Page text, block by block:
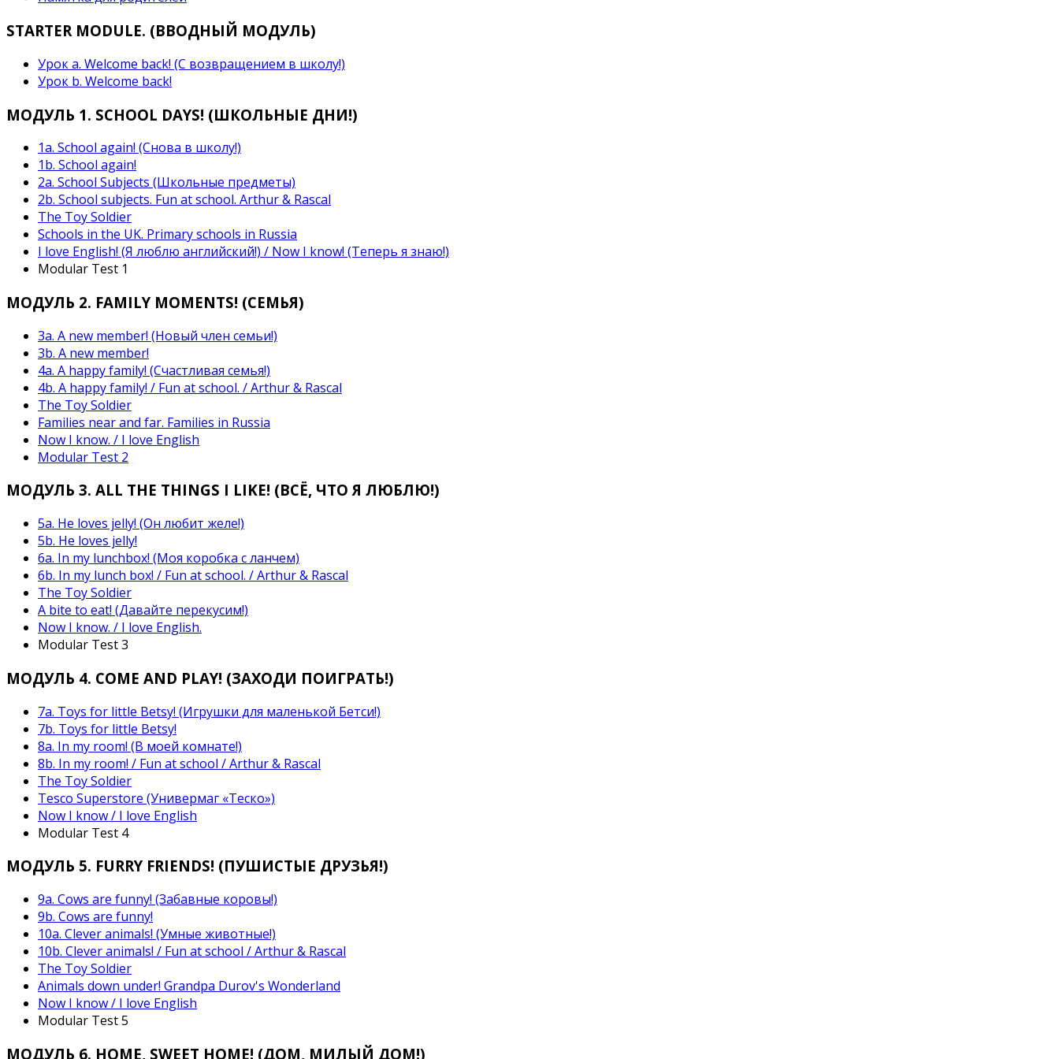
STARTER MODULE. (ВВОДНЫЙ МОДУЛЬ)
Урок a. Welcome back! (С возвращением в школу!)
Урок b. Welcome back!
МОДУЛЬ 1. SCHOOL DAYS! (ШКОЛЬНЫЕ ДНИ!)
1а. School again! (Снова в школу!)
1b. School again!
2a. School Subjects (Школьные предметы)
2b. School subjects. Fun at school. Arthur & Rascal
The Toy Soldier
Schools in the UK. Primary schools in Russia
I love English! (Я люблю английский!) / Now I know! (Теперь я знаю!)
Modular Test 1
МОДУЛЬ 2. FAMILY MOMENTS! (СЕМЬЯ)
3a. A new member! (Новый член семьи!)
3b. A new member!
4а. A happy family! (Счастливая семья!)
4b. A happy family! / Fun at school. / Arthur & Rascal
The Toy Soldier
Families near and far. Families in Russia
Now I know. / I love English
Modular Test 2
МОДУЛЬ 3. ALL THE THINGS I LIKE! (ВСЁ, ЧТО Я ЛЮБЛЮ!)
5а. Не loves jelly! (Он любит желе!)
5b. Не loves jelly!
6а. In my lunchbox! (Моя коробка с ланчем)
6b. In my lunch box! / Fun at school. / Arthur & Rascal
The Toy Soldier
A bite to eat! (Давайте перекусим!)
Now I know. / I love English.
Modular Test 3
МОДУЛЬ 4. СОМЕ AND PLAY! (ЗАХОДИ ПОИГРАТЬ!)
7а. Toys for little Betsy! (Игрушки для маленькой Бетси!)
7b. Toys for little Betsy!
8a. In my room! (В моей комнате!)
8b. In my room! / Fun at school / Arthur & Rascal
The Toy Soldier
Tesco Superstore (Универмаг «Теско»)
Now I know / I love English
Modular Test 4
МОДУЛЬ 5. FURRY FRIENDS! (ПУШИСТЫЕ ДРУЗЬЯ!)
9a. Cows are funny! (Забавные коровы!)
9b. Cows are funny!
10а. Clever animals! (Умные животные!)
10b. Clever animals! / Fun at school / Arthur & Rascal
The Toy Soldier
Animals down under! Grandpa Durov's Wonderland
Now I know / I love English
Modular Test 5
МОДУЛЬ 6. HOME, SWEET HOME! (ДОМ, МИЛЫЙ ДОМ!)